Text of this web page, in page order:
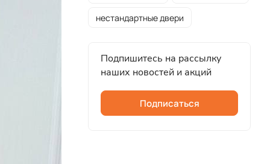
нестандартные двери
Подпишитесь на рассылку
наших новостей и акций
Подписаться